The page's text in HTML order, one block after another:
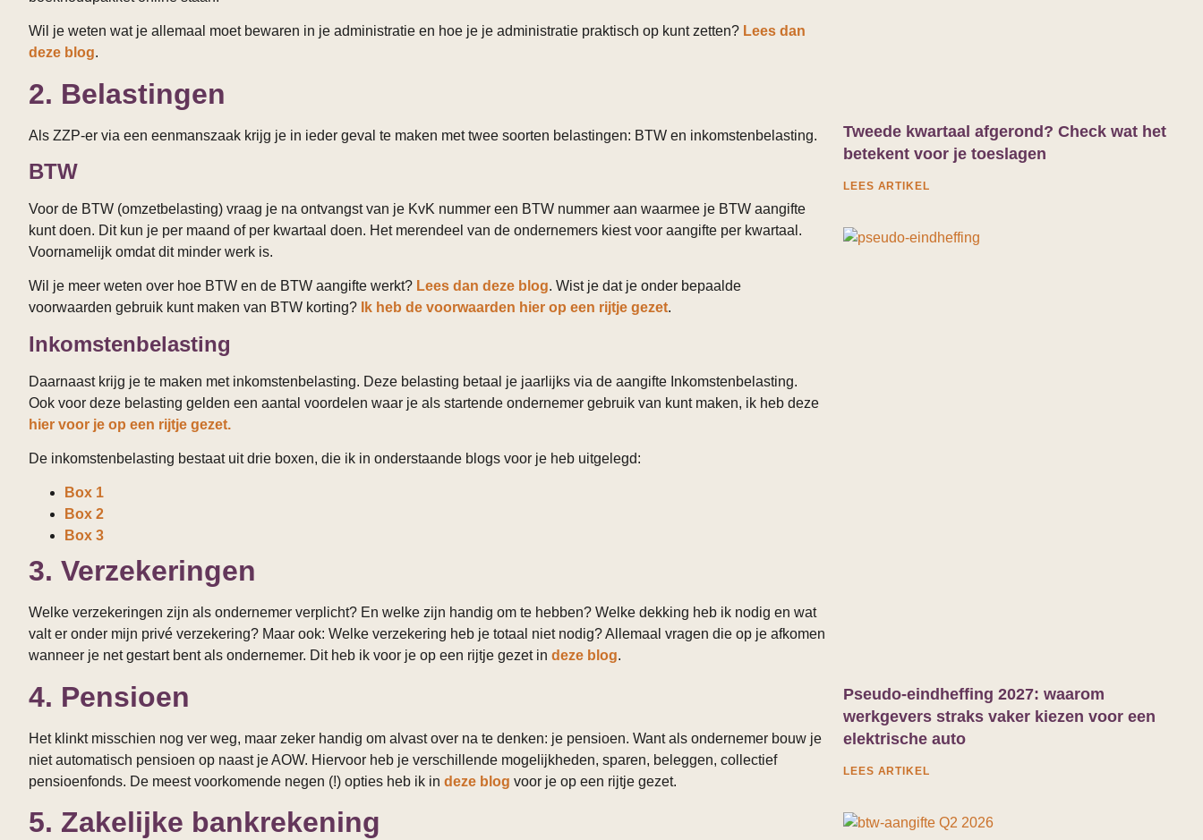
Wil je weten wat je allemaal moet bewaren in je administratie en hoe je je administratie praktisch op kunt zetten? Lees dan
deze blog.
2. Belastingen
Als ZZP-er via een eenmanszaak krijg je in ieder geval te maken met twee soorten belastingen: BTW en inkomstenbelasting.
BTW
Voor de BTW (omzetbelasting) vraag je na ontvangst van je KvK nummer een BTW nummer aan waarmee je BTW aangifte
kunt doen. Dit kun je per maand of per kwartaal doen. Het merendeel van de ondernemers kiest voor aangifte per kwartaal.
Voornamelijk omdat dit minder werk is.
Wil je meer weten over hoe BTW en de BTW aangifte werkt? Lees dan deze blog. Wist je dat je onder bepaalde
voorwaarden gebruik kunt maken van BTW korting?
Ik heb de voorwaarden hier op een rijtje gezet.
Inkomstenbelasting
Daarnaast krijg je te maken met inkomstenbelasting. Deze belasting betaal je jaarlijks via de aangifte Inkomstenbelasting.
Ook voor deze belasting gelden een aantal voordelen waar je als startende ondernemer gebruik van kunt maken, ik heb deze
hier voor je op een rijtje gezet.
De inkomstenbelasting bestaat uit drie boxen, die ik in onderstaande blogs voor je heb uitgelegd:
Box 1
Box 2
Box 3
3. Verzekeringen
Welke verzekeringen zijn als ondernemer verplicht? En welke zijn handig om te hebben? Welke dekking heb ik nodig en wat
valt er onder mijn privé verzekering? Maar ook: Welke verzekering heb je totaal niet nodig? Allemaal vragen die op je afkomen
wanneer je net gestart bent als ondernemer. Dit heb ik voor je op een rijtje gezet in deze blog.
4. Pensioen
Het klinkt misschien nog ver weg, maar zeker handig om alvast over na te denken: je pensioen. Want als ondernemer bouw je
niet automatisch pensioen op naast je AOW. Hiervoor heb je verschillende mogelijkheden, sparen, beleggen, collectief
pensioenfonds. De meest voorkomende negen (!) opties heb ik in deze blog voor je op een rijtje gezet.
5. Zakelijke bankrekening
Tweede kwartaal afgerond? Check wat het
betekent voor je toeslagen
LEES ARTIKEL
Pseudo-eindheffing 2027: waarom
werkgevers straks vaker kiezen voor een
elektrische auto
LEES ARTIKEL